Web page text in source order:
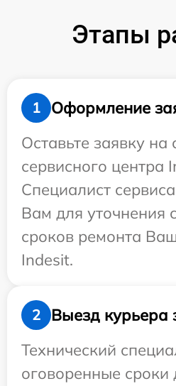
Этапы
1
Оформление
Оставьте заявку на
сервисного центра
Специалист
Вам для уточнения
сроков ремонта
Indesit.
2
Выезд курьера
Технический
оговоренные сроки